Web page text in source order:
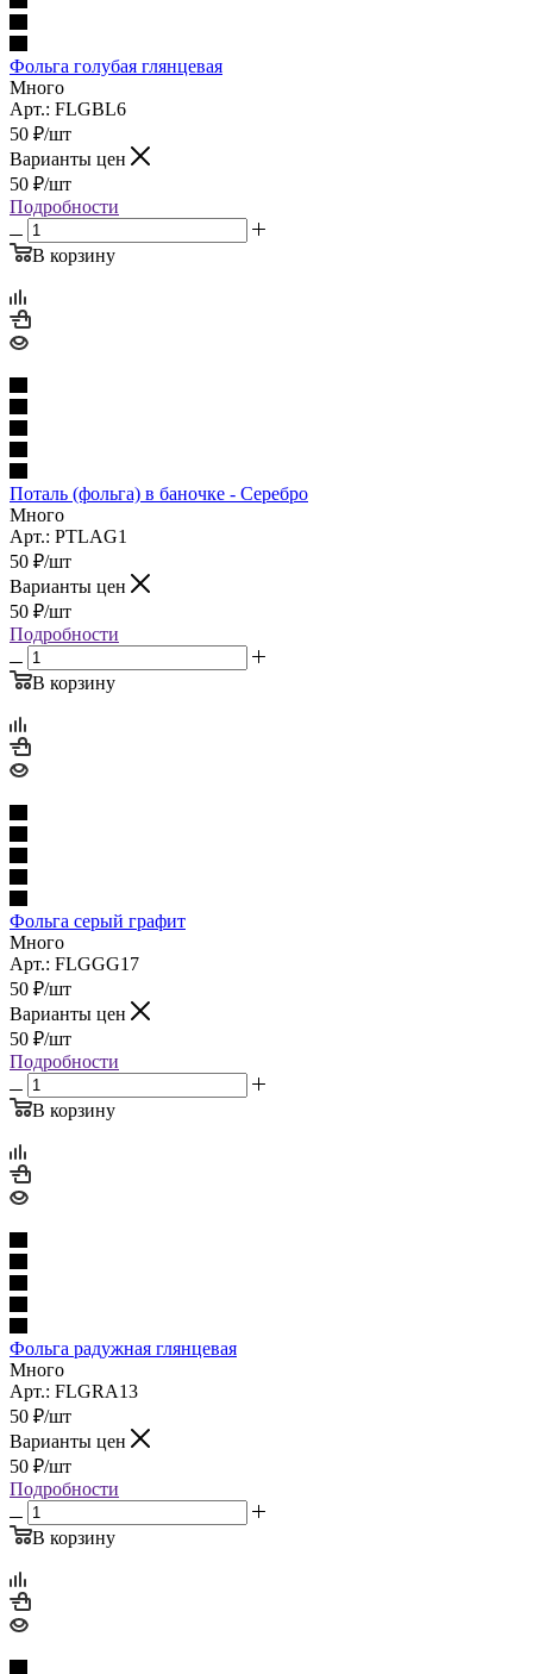
Фольга голубая глянцевая
Много
Арт.: FLGBL6
50 ₽/шт
Варианты цен
50 ₽/шт
Подробности
В корзину
Поталь (фольга) в баночке - Серебро
Много
Арт.: PTLAG1
50 ₽/шт
Варианты цен
50 ₽/шт
Подробности
В корзину
Фольга серый графит
Много
Арт.: FLGGG17
50 ₽/шт
Варианты цен
50 ₽/шт
Подробности
В корзину
Фольга радужная глянцевая
Много
Арт.: FLGRA13
50 ₽/шт
Варианты цен
50 ₽/шт
Подробности
В корзину